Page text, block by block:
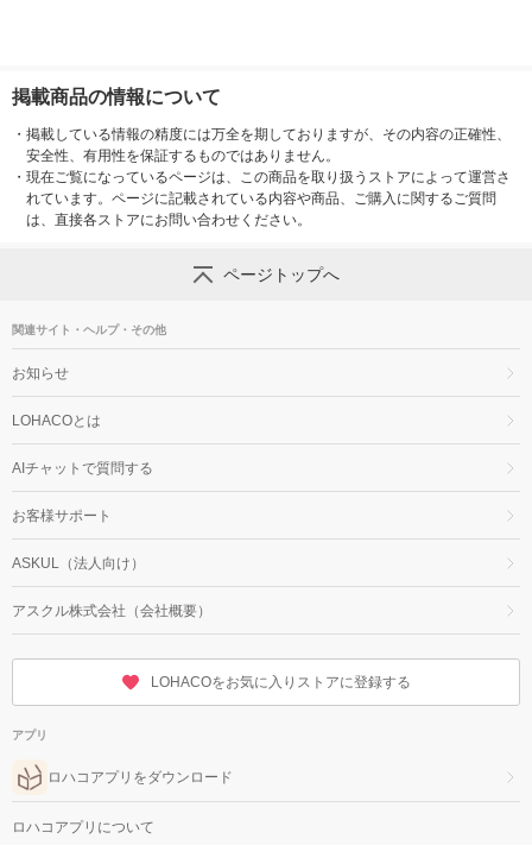
掲載商品の情報について
・ 掲載している情報の精度には万全を期しておりますが、その内容の正確性、
安全性、有用性を保証するものではありません。
・ 現在ご覧になっているページは、この商品を取り扱うストアによって運営さ
れています。ページに記載されている内容や商品、ご購入に関するご質問
は、直接各ストアにお問い合わせください。
ページトップへ
関連サイト・ヘルプ・その他
お知らせ
LOHACOとは
AIチャットで質問する
お客様サポート
ASKUL（法人向け）
アスクル株式会社（会社概要）
LOHACOをお気に入りストアに登録する
アプリ
ロハコアプリをダウンロード
ロハコアプリについて